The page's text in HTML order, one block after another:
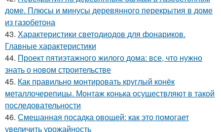
доме. Плюсы и минусы деревянного перекрытия в доме
из газобетона
43. Характеристики светодиодов для фонариков.
Главные характеристики
44. Проект пятиэтажного жилого дома: все, что нужно
знать о новом строительстве
45. Как правильно монтировать круглый конёк
металлочерепицы. Монтаж конька осуществляют в такой
последовательности
46. Смешанная посадка овощей: как это помогает
увеличить урожайность